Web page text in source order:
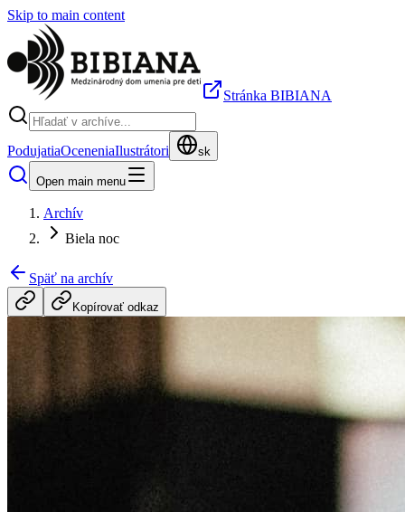
Skip to main content
Stránka BIBIANA
PodujatiaOceneniaIlustrátori sk
Open main menu
Archív
Biela noc
Späť na archív
Kopírovať odkaz